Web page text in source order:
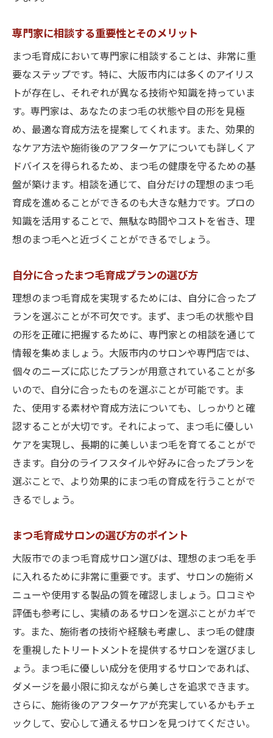
専門家に相談する重要性とそのメリット
まつ毛育成において専門家に相談することは、非常に重
要なステップです。特に、大阪市内には多くのアイリス
トが存在し、それぞれが異なる技術や知識を持っていま
す。専門家は、あなたのまつ毛の状態や目の形を見極
め、最適な育成方法を提案してくれます。また、効果的
なケア方法や施術後のアフターケアについても詳しくア
ドバイスを得られるため、まつ毛の健康を守るための基
盤が築けます。相談を通じて、自分だけの理想のまつ毛
育成を進めることができるのも大きな魅力です。プロの
知識を活用することで、無駄な時間やコストを省き、理
想のまつ毛へと近づくことができるでしょう。
自分に合ったまつ毛育成プランの選び方
理想のまつ毛育成を実現するためには、自分に合ったプ
ランを選ぶことが不可欠です。まず、まつ毛の状態や目
の形を正確に把握するために、専門家との相談を通じて
情報を集めましょう。大阪市内のサロンや専門店では、
個々のニーズに応じたプランが用意されていることが多
いので、自分に合ったものを選ぶことが可能です。ま
た、使用する素材や育成方法についても、しっかりと確
認することが大切です。それによって、まつ毛に優しい
ケアを実現し、長期的に美しいまつ毛を育てることがで
きます。自分のライフスタイルや好みに合ったプランを
選ぶことで、より効果的にまつ毛の育成を行うことがで
きるでしょう。
まつ毛育成サロンの選び方のポイント
大阪市でのまつ毛育成サロン選びは、理想のまつ毛を手
に入れるために非常に重要です。まず、サロンの施術メ
ニューや使用する製品の質を確認しましょう。口コミや
評価も参考にし、実績のあるサロンを選ぶことがカギで
す。また、施術者の技術や経験も考慮し、まつ毛の健康
を重視したトリートメントを提供するサロンを選びまし
ょう。まつ毛に優しい成分を使用するサロンであれば、
ダメージを最小限に抑えながら美しさを追求できます。
さらに、施術後のアフターケアが充実しているかもチェ
ックして、安心して通えるサロンを見つけてください。